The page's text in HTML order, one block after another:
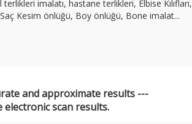
imalatı, hastane terlikleri, Elbise
Kesim önlüğü, Boy önlüğü, Bone imalat...
and approximate results ---
scan results.